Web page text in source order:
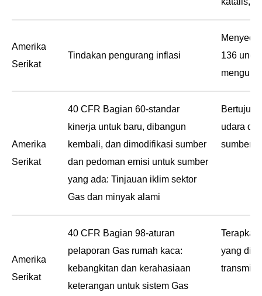
yang
publik
Amerika
Serikat
Tindakan pengurang inflasi
136
alami
biaya
Amerika
Serikat
40 CFR Bagian 60-standar
kinerja untuk baru, dibangun
kembali, dan dimodifikasi sumber
dan pedoman emisi untuk sumber
yang ada: Tinjauan iklim sektor
Gas dan minyak alami
udara
sumber
Amerika
Serikat
40 CFR Bagian 98-aturan
pelaporan Gas rumah kaca:
kebangkitan dan kerahasiaan
keterangan untuk sistem Gas
yang
transmisi